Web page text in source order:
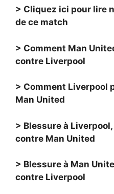
> Cliquez ici pour lire
de ce match
> Comment Man
contre Liverpool
> Comment Liverpool
Man United
> Blessure à
contre Man United
> Blessure à Man
contre Liverpool